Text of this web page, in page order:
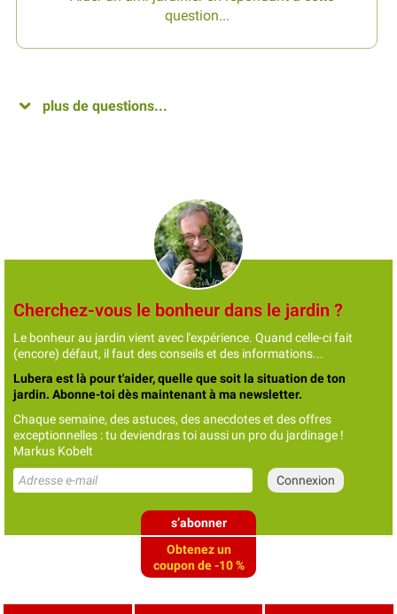
question...
plus de questions...
Cherchez-vous le bonheur dans le jardin ?
Le bonheur au jardin vient avec l'expérience. Quand celle-ci fait
(encore) défaut, il faut des conseils et des informations...
Lubera est là pour t'aider, quelle que soit la situation de ton
jardin. Abonne-toi dès maintenant à ma newsletter.
Chaque semaine, des astuces, des anecdotes et des offres
exceptionnelles : tu deviendras toi aussi un pro du jardinage !
Markus Kobelt
s’abonner
Obtenez un
coupon de -10 %